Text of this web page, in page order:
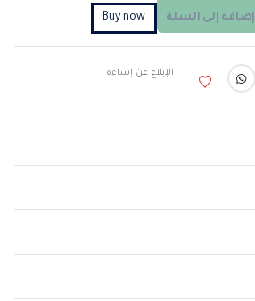
إضافة إلى السلة Buy now
الإبلاغ عن إساءة